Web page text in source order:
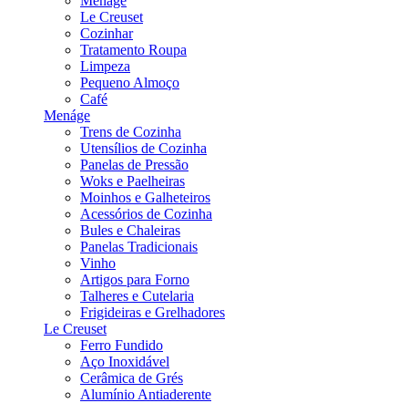
Le Creuset
Cozinhar
Tratamento Roupa
Limpeza
Pequeno Almoço
Café
Menáge
Trens de Cozinha
Utensílios de Cozinha
Panelas de Pressão
Woks e Paelheiras
Moinhos e Galheteiros
Acessórios de Cozinha
Bules e Chaleiras
Panelas Tradicionais
Vinho
Artigos para Forno
Talheres e Cutelaria
Frigideiras e Grelhadores
Le Creuset
Ferro Fundido
Aço Inoxidável
Cerâmica de Grés
Alumínio Antiaderente